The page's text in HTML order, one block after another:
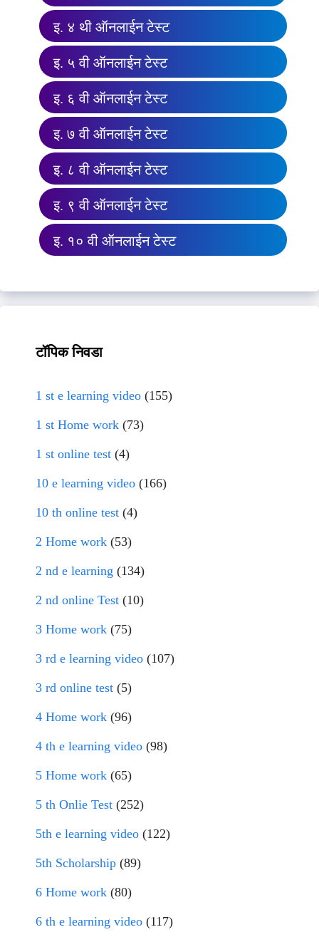
इ. ४ थी ऑनलाईन टेस्ट
इ. ५ वी ऑनलाईन टेस्ट
इ. ६ वी ऑनलाईन टेस्ट
इ. ७ वी ऑनलाईन टेस्ट
इ. ८ वी ऑनलाईन टेस्ट
इ. ९ वी ऑनलाईन टेस्ट
इ. १० वी ऑनलाईन टेस्ट
टॉपिक निवडा
1 st e learning video (155)
1 st Home work (73)
1 st online test (4)
10 e learning video (166)
10 th online test (4)
2 Home work (53)
2 nd e learning (134)
2 nd online Test (10)
3 Home work (75)
3 rd e learning video (107)
3 rd online test (5)
4 Home work (96)
4 th e learning video (98)
5 Home work (65)
5 th Onlie Test (252)
5th e learning video (122)
5th Scholarship (89)
6 Home work (80)
6 th e learning video (117)